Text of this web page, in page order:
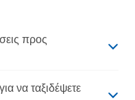
προς
να ταξιδέψετε